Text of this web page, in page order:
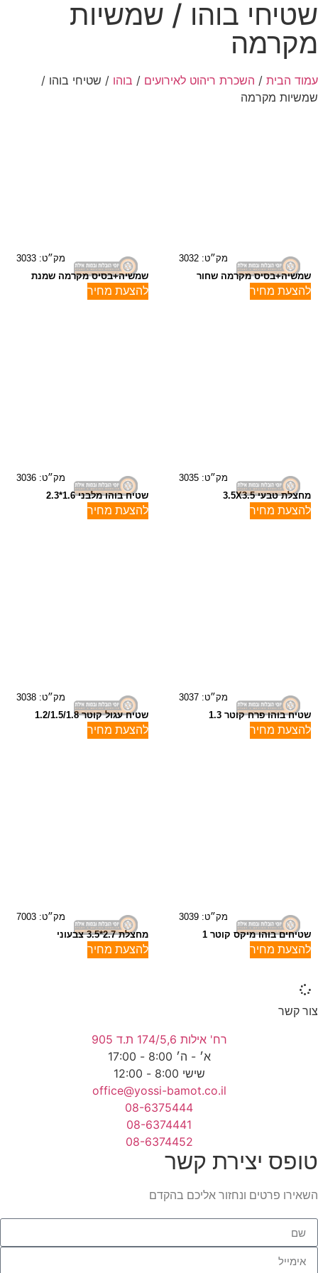
שטיחי בוהו / שמשיות
מקרמה
עמוד הבית / השכרת ריהוט לאירועים / בוהו / שטיחי בוהו /
שמשיות מקרמה
מק״ט: 3032
שמשיה+בסיס מקרמה שחור
להצעת מחיר
מק״ט: 3033
שמשיה+בסיס מקרמה שמנת
להצעת מחיר
מק״ט: 3035
מחצלת טבעי 3.5X3.5
להצעת מחיר
מק״ט: 3036
שטיח בוהו מלבני 1.6*2.3
להצעת מחיר
מק״ט: 3037
שטיח בוהו פרח קוטר 1.3
להצעת מחיר
מק״ט: 3038
שטיח עגול קוטר 1.2/1.5/1.8
להצעת מחיר
מק״ט: 3039
שטיחים בוהו מיקס קוטר 1
להצעת מחיר
מק״ט: 7003
מחצלת 2.7*3.5 צבעוני
להצעת מחיר
צור קשר
רח' אילות 174/5,6 ת.ד 905
א׳ - ה׳ 8:00 - 17:00
שישי 8:00 - 12:00
office@yossi-bamot.co.il
08-6375444
08-6374441
08-6374452
טופס יצירת קשר
השאירו פרטים ונחזור אליכם בהקדם